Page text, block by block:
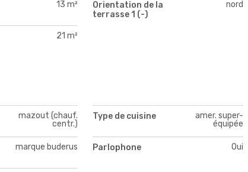
13 m²
Orientation de la
terrasse 1 (-)
nord
21 m²
mazout (chauf.
centr.)
Type de cuisine
amer. super-
équipée
marque buderus Parlophone Oui